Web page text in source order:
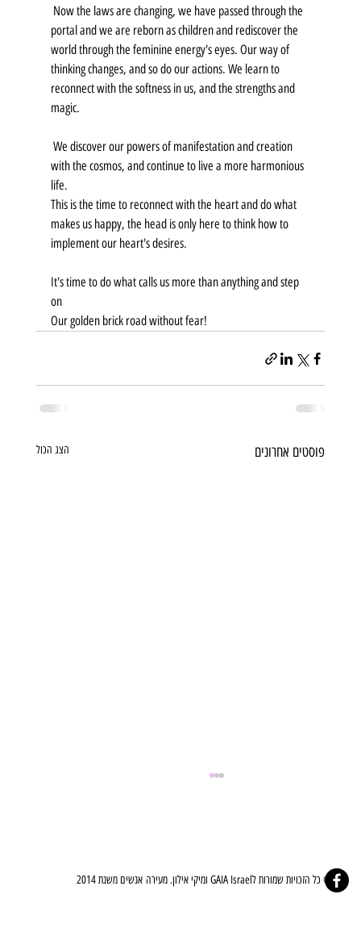
portal and we are reborn as children and rediscover the
world through the feminine energy's eyes. Our way of
thinking changes, and so do our actions. We learn to
reconnect with the softness in us, and the strengths and
magic.
with the cosmos, and continue to live a more harmonious
life.
This is the time to reconnect with the heart and do what
makes us happy, the head is only here to think how to
implement our heart's desires.
It's time to do what calls us more than anything and step
on
Our golden brick road without fear!
פוסטים אחרונים הצג הכול
© כל הזכויות שמורות לGAIA Israel ומיקי אילון. מעירה אנשים משנת 2014